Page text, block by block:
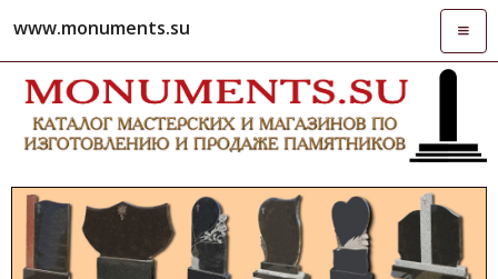
www.monuments.su